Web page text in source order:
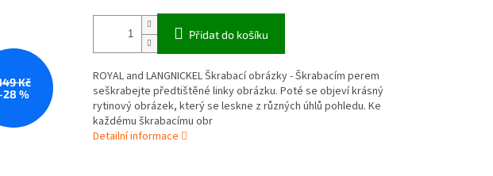
Kč
%
Přidat do košíku
ROYAL and LANGNICKEL Škrabací obrázky - Škrabacím perem
seškrabejte předtištěné linky obrázku. Poté se objeví krásný
rytinový obrázek, který se leskne z různých úhlů pohledu. Ke
každému škrabacímu obr
Detailní informace